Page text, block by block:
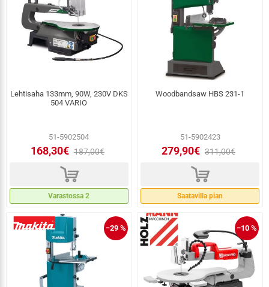
Lehtisaha 133mm, 90W, 230V DKS
504 VARIO
51-5902504
168,30€ 187,00€
d
Varastossa 2
Woodbandsaw HBS 231-1
51-5902423
279,90€ 311,00€
d
Saatavilla pian
−29 % −10 %